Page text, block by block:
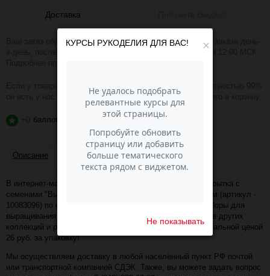
Доставка
Ваш заказ обрабатываем в течении 1-2 часов. Отправка заказа день-
Если у товара зелёная надпись В НАЛИЧИИ, то с вероятностью 99%
он есть у нас на складе и вы можете смело добавлять его в корзину.
+0 баллов
Описание Отзывы
В интернет-магазине Пасма-Шоп, вы можете купить Открытка с
семенами "Вырасти сам" "С Днём рождения" шары 5*7см (артикул -
10083096) по отличной цене. Более того, в разделе "Наборы для
выращивания растений" имеется порядка 50 000 товаров других
коллекций и расцветок этого же производителя с минимальной ценой
26 руб. за упаковку!
Мы осуществляем доставку в любой населённый пункт РФ почтой
или транспортной компанией СДЭК. Также, вы можете задать вопрос
×
КУРСЫ РУКОДЕЛИЯ ДЛЯ ВАС!
Не показывать